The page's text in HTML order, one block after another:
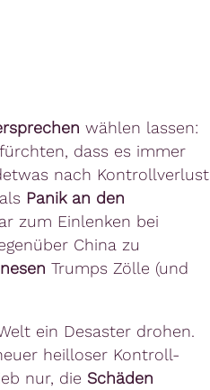
wählen lassen:
dass es immer
nach Kontrollverlust
Panik an den
zum Einlenken bei
China zu
Trumps Zölle (und
ein Desaster drohen.
heilloser Kontroll-
nur, die Schäden